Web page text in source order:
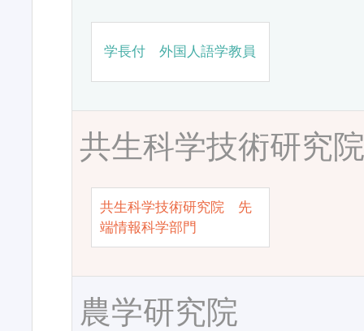
学長付 外国人語学教員
共生科学技術研究
共生科学技術研究院 先
端情報科学部門
農学研究院